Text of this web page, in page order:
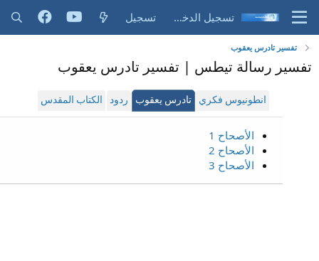
تسجيل الدخول تسجيل
تفسير تادرس يعقوب
تفسير رسالة تيطس | تفسير تادرس يعقوب
انطونيوس فكري تادرس يعقوب ردود الكتاب المقدس
الأصحاح 1
الأصحاح 2
الأصحاح 3